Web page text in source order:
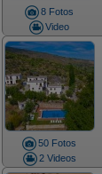
8 Fotos
Video
50 Fotos
2 Videos